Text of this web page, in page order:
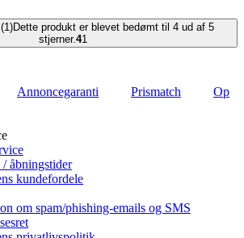
Dette produkt er blevet bedømt til 4 ud af 5
stjerner.41
Annoncegaranti Prismatch
Op
/ åbningstider
kundefordele
om spam/phishing-emails og SMS